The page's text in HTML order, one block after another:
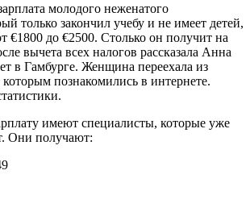
молодого неженатого
только закончил учебу и не имеет детей,
€1800 до €2500. Столько он получит на
вычета всех налогов рассказала Анна
в Гамбурге. Женщина переехала из
познакомились в интернете.
имеют специалисты, которые уже
Они получают: